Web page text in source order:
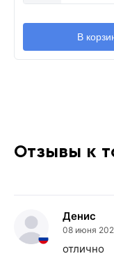
В
Отзывы к
Денис
08 июня
отлично